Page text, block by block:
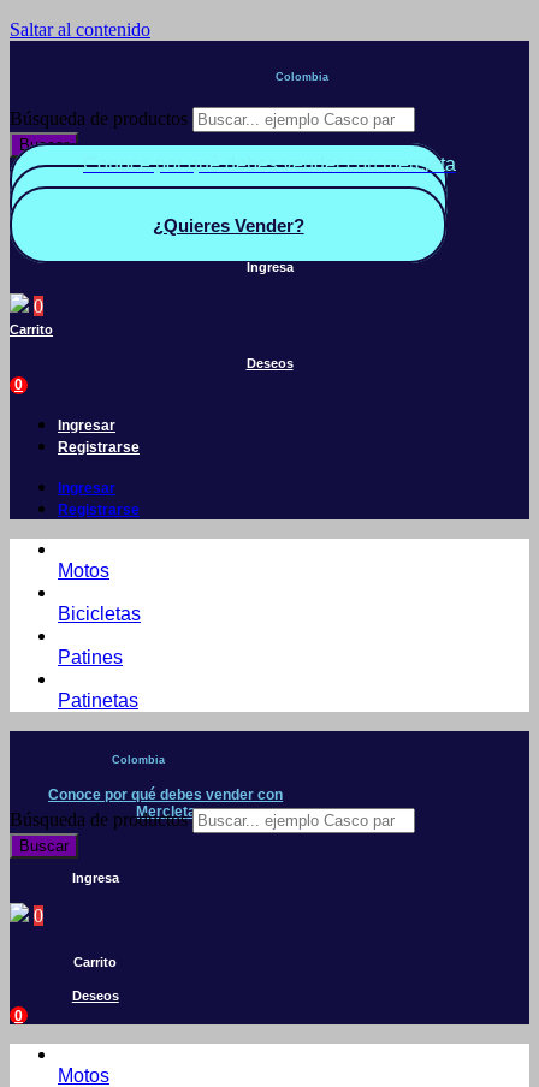
Saltar al contenido
Colombia
Búsqueda de productos
Buscar
Conoce por qué debes vender con mercleta
Quiero Vender
¿Quieres Vender?
Ingresa
0
Carrito
Deseos
0
Ingresar
Registrarse
Ingresar
Registrarse
Motos
Bicicletas
Patines
Patinetas
Colombia
Conoce por qué debes vender con
Mercleta
Búsqueda de productos
Buscar
Ingresa
0
Carrito
Deseos
0
Motos